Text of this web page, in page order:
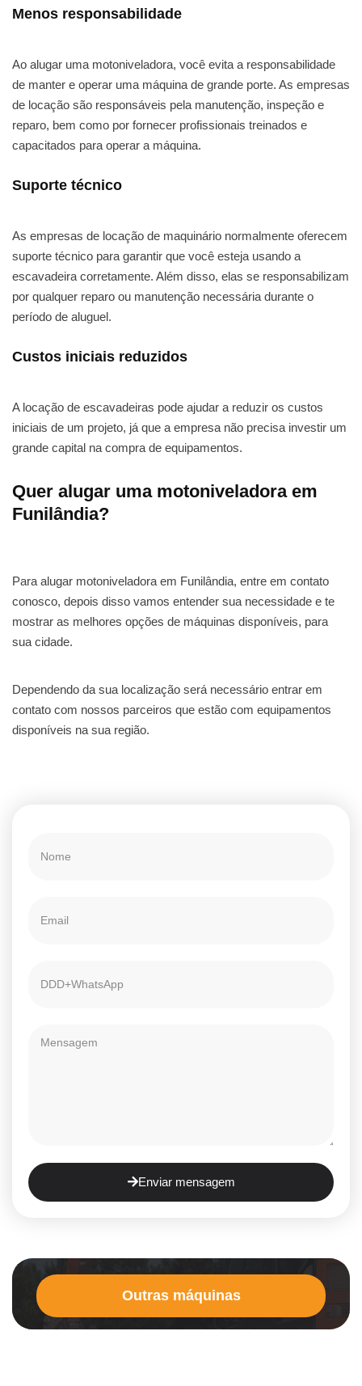
Menos responsabilidade
Ao alugar uma motoniveladora, você evita a responsabilidade
de manter e operar uma máquina de grande porte. As empresas
de locação são responsáveis pela manutenção, inspeção e
reparo, bem como por fornecer profissionais treinados e
capacitados para operar a máquina.
Suporte técnico
As empresas de locação de maquinário normalmente oferecem
suporte técnico para garantir que você esteja usando a
escavadeira corretamente. Além disso, elas se responsabilizam
por qualquer reparo ou manutenção necessária durante o
período de aluguel.
Custos iniciais reduzidos
A locação de escavadeiras pode ajudar a reduzir os custos
iniciais de um projeto, já que a empresa não precisa investir um
grande capital na compra de equipamentos.
Quer alugar uma motoniveladora em
Funilândia?
Para alugar motoniveladora em Funilândia, entre em contato
conosco, depois disso vamos entender sua necessidade e te
mostrar as melhores opções de máquinas disponíveis, para
sua cidade.
Dependendo da sua localização será necessário entrar em
contato com nossos parceiros que estão com equipamentos
disponíveis na sua região.
Enviar mensagem
Outras máquinas